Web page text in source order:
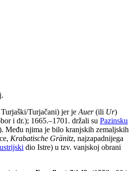
Turjačani) jer je Auer(ili Ur)
i dr.); 1665.–1701. držali su Pazinsku
Među njima je bilo kranjskih zemaljskih
Krabatische Gränitz, najzapadnijega
dio Istre) u tzv. vanjskoj obrani